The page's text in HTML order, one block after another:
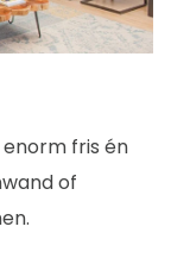
fris én
of